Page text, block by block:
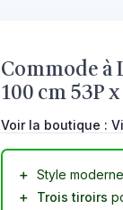
Commode à
100 cm 53P
Voir la boutique :
＋ Style
＋
Trois tiroirs